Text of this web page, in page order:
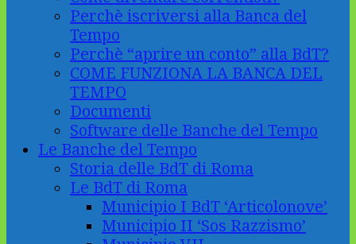
Perchè iscriversi alla Banca del
Tempo
Perchè “aprire un conto” alla BdT?
COME FUNZIONA LA BANCA DEL
TEMPO
Documenti
Software delle Banche del Tempo
Le Banche del Tempo
Storia delle BdT di Roma
Le BdT di Roma
Municipio I BdT ‘Articolonove’
Municipio II ‘Sos Razzismo’